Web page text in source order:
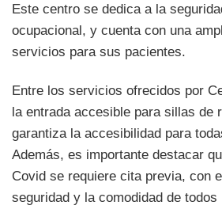
Este centro se dedica a la
ocupacional, y cuenta con una
servicios para sus pacientes.
Entre los servicios ofrecidos por
la entrada accesible para sillas de
garantiza la accesibilidad para
Además, es importante destacar
Covid se requiere cita previa, con
seguridad y la comodidad de